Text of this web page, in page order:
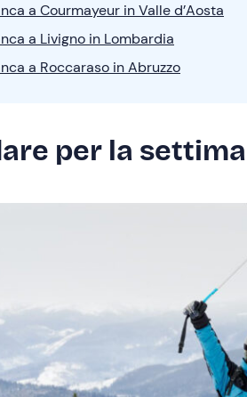
a Courmayeur in Valle d’Aosta
a Livigno in Lombardia
a Roccaraso in Abruzzo
per la